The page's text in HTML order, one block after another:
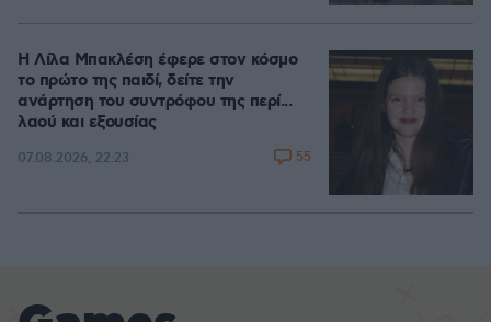
Η Λίλα Μπακλέση έφερε στον κόσμο
το πρώτο της παιδί, δείτε την
ανάρτηση του συντρόφου της περί...
λαού και εξουσίας
07.08.2026, 22:23 55